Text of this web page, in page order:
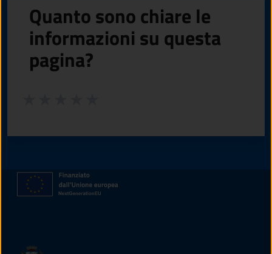
Quanto sono chiare le
informazioni su questa
pagina?